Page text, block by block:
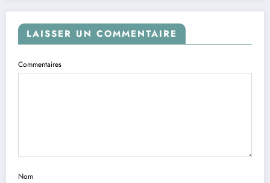
LAISSER UN COMMENTAIRE
Commentaires
Nom